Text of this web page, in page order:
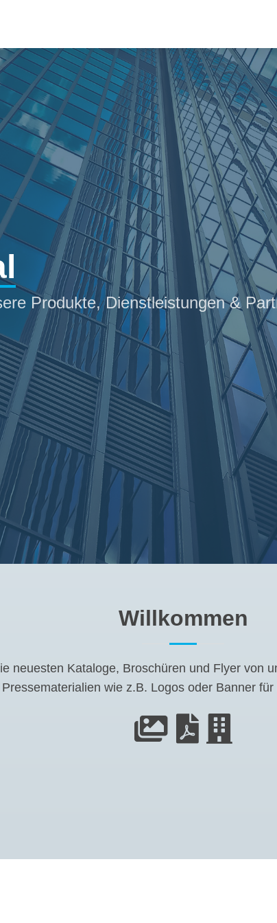
Produkte, Dienstleistungen &
Willkommen
neuesten Kataloge, Broschüren und Flyer von
wie z.B. Logos oder Banner